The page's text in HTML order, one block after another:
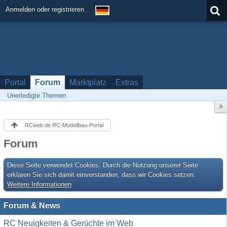
Anmelden oder registrieren
Portal Forum Marktplatz Extras
Unerledigte Themen
RCweb.de RC-Modellbau-Portal
Forum
Diese Seite verwendet Cookies. Durch die Nutzung unserer Seite
erklären Sie sich damit einverstanden, dass wir Cookies setzen.
Weitere Informationen
Forum & News
RC Neuigkeiten & Gerüchte im Web